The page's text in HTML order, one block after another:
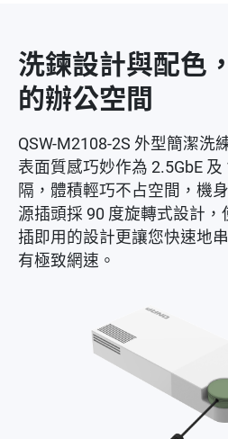
洗鍊設計與配色
的辦公空間
QSW-M2108-2S 外型簡潔洗
表面質感巧妙作為 2.5GbE 及
隔，體積輕巧不占空間，機
源插頭採 90 度旋轉式設計
插即用的設計更讓您快速地
有極致網速。